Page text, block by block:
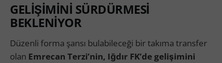
GELİŞİMİNİ SÜRDÜRMESİ
BEKLENİYOR
Düzenli forma şansı bulabileceği bir takıma transfer
olan Emrecan Terzi’nin, Iğdır FK’de gelişimini